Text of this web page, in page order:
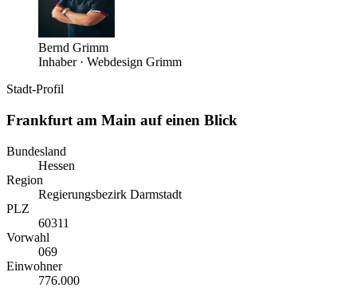
Bernd Grimm
Inhaber · Webdesign Grimm
Stadt-Profil
Frankfurt am Main auf einen Blick
Bundesland
Hessen
Region
Regierungsbezirk Darmstadt
PLZ
60311
Vorwahl
069
Einwohner
776.000